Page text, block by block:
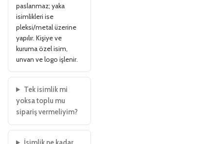
paslanmaz; yaka
isimlikleri ise
pleksi/metal üzerine
yapılır. Kişiye ve
kuruma özel isim,
unvan ve logo işlenir.
Tek isimlik mi
yoksa toplu mu
sipariş vermeliyim?